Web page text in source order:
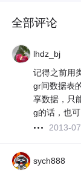
全部评论
lhdz_bj
记得之前用
gr间数据表
享数据，只
g的话，也
2013-
sych888